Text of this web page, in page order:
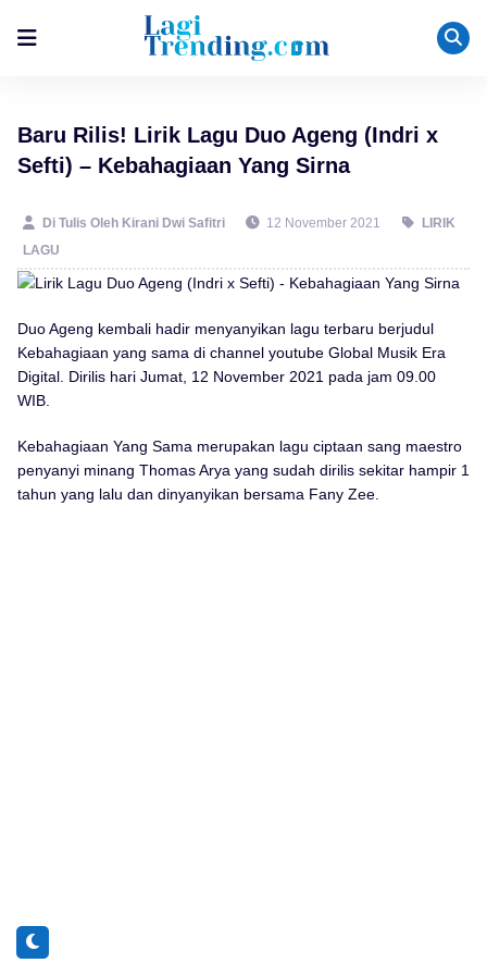
Baru Rilis! Lirik Lagu Duo Ageng (Indri x
Sefti) – Kebahagiaan Yang Sirna
Di Tulis Oleh Kirani Dwi Safitri 12 November 2021
LIRIK
LAGU
Duo Ageng kembali hadir menyanyikan lagu terbaru berjudul
Kebahagiaan yang sama di channel youtube Global Musik Era
Digital. Dirilis hari Jumat, 12 November 2021 pada jam 09.00
WIB.
Kebahagiaan Yang Sama merupakan lagu ciptaan sang maestro
penyanyi minang Thomas Arya yang sudah dirilis sekitar hampir 1
tahun yang lalu dan dinyanyikan bersama Fany Zee.